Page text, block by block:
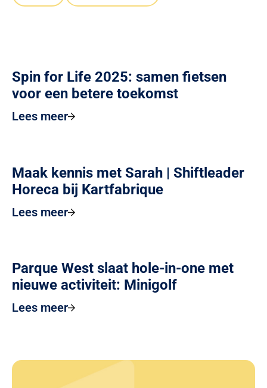
Spin for Life 2025: samen fietsen
voor een betere toekomst
Lees meer
Maak kennis met Sarah | Shiftleader
Horeca bij Kartfabrique
Lees meer
Parque West slaat hole-in-one met
nieuwe activiteit: Minigolf
Lees meer